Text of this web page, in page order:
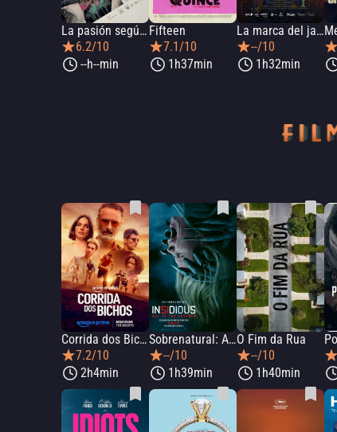
La pasión según G.H.B
6.2/10
--h--min
Fifteen
7.1/10
1h37min
La marca del jaguar, el despertar del fuego
--/10
1h32min
Corrida dos Bichos
7.2/10
2h4min
Sobrenatural: Agora Entre Nós
--/10
1h39min
O Fim da Rua
--/10
1h40min